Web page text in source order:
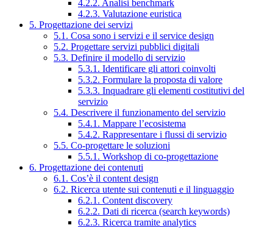
4.2.2. Analisi benchmark
4.2.3. Valutazione euristica
5. Progettazione dei servizi
5.1. Cosa sono i servizi e il service design
5.2. Progettare servizi pubblici digitali
5.3. Definire il modello di servizio
5.3.1. Identificare gli attori coinvolti
5.3.2. Formulare la proposta di valore
5.3.3. Inquadrare gli elementi costitutivi del
servizio
5.4. Descrivere il funzionamento del servizio
5.4.1. Mappare l’ecosistema
5.4.2. Rappresentare i flussi di servizio
5.5. Co-progettare le soluzioni
5.5.1. Workshop di co-progettazione
6. Progettazione dei contenuti
6.1. Cos’è il content design
6.2. Ricerca utente sui contenuti e il linguaggio
6.2.1. Content discovery
6.2.2. Dati di ricerca (search keywords)
6.2.3. Ricerca tramite analytics